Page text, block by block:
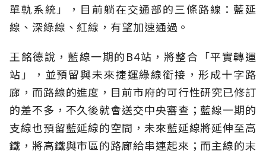
單軌系統」，目前躺在交通部的三條路線：藍延
線、深綠線、紅線，有望加速通過。
王銘德說，藍線一期的B4站，將整合「平實轉運
站」，並預留與未來捷運綠線銜接，形成十字路
廊，而路線的進度，目前市府的可行性研究已修訂
的差不多，不久後就會送交中央審查；藍線一期的
支線也預留藍延線的空間，未來藍延線將延伸至高
鐵，將高鐵與市區的路廊給串連起來；而主線的末